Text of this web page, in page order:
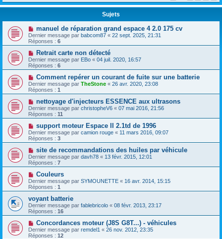
Sujets
manuel de réparation grand espace 4 2.0 175 cv
Dernier message par babcom87 « 22 sept. 2025, 21:31
Réponses : 6
Retrait carte non détecté
Dernier message par EBo « 04 juil. 2020, 16:57
Réponses : 6
Comment repérer un courant de fuite sur une batterie
Dernier message par TheStone « 26 avr. 2020, 23:08
Réponses : 1
nettoyage d'injecteurs ESSENCE aux ultrasons
Dernier message par christopheV6 « 07 mai 2016, 21:56
Réponses : 11
support moteur Espace II 2.1td de 1996
Dernier message par camion rouge « 11 mars 2016, 09:07
Réponses : 3
site de recommandations des huiles par véhicule
Dernier message par davh78 « 13 févr. 2015, 12:01
Réponses : 7
Couleurs
Dernier message par SYMOUNETTE « 16 avr. 2014, 15:15
Réponses : 1
voyant batterie
Dernier message par fablebricolo « 08 févr. 2013, 23:17
Réponses : 16
Concordances moteur (J8S G8T...) - véhicules
Dernier message par remdel1 « 26 nov. 2012, 23:35
Réponses : 12